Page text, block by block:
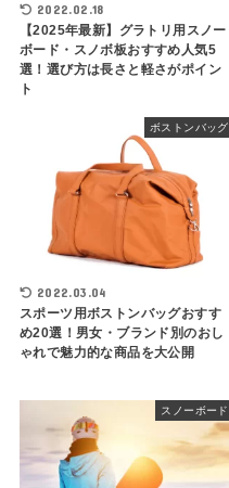
2022.02.18
【2025年最新】グラトリ用スノー
ボード・スノボ板おすすめ人気5
選！選び方は長さと軽さがポイン
ト
ボストンバッグ
2022.03.04
スポーツ用ボストンバッグおすす
め20選！男女・ブランド別のおし
ゃれで魅力的な商品を大公開
スノーボード